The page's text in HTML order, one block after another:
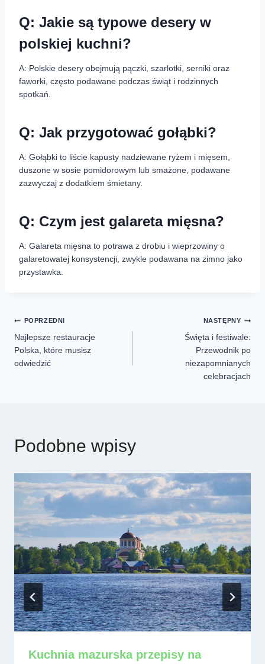
Q: Jakie są typowe desery w
polskiej kuchni?
A: Polskie desery obejmują pączki, szarlotki, serniki oraz
faworki, często podawane podczas świąt i rodzinnych
spotkań.
Q: Jak przygotować gołąbki?
A: Gołąbki to liście kapusty nadziewane ryżem i mięsem,
duszone w sosie pomidorowym lub smażone, podawane
zazwyczaj z dodatkiem śmietany.
Q: Czym jest galareta mięsna?
A: Galareta mięsna to potrawa z drobiu i wieprzowiny o
galaretowatej konsystencji, zwykle podawana na zimno jako
przystawka.
POPRZEDNI
Najlepsze restauracje
Polska, które musisz
odwiedzić
NASTĘPNY
Święta i festiwale:
Przewodnik po
niezapomnianych
celebracjach
Podobne wpisy
Kuchnia mazurska przepisy na